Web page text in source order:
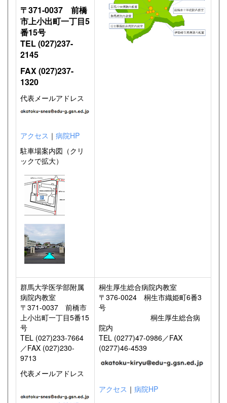
〒371-0037 前橋
市上小出町一丁目5
番15号
TEL (027)237-
2145
FAX (027)237-
1320
代表メールアドレス
アクセス ｜ 病院HP
駐車場案内図（クリ
ックで拡大）
群馬大学医学部附属
病院内教室
〒371-0037 前橋市
上小出町一丁目5番15
号
TEL (027)233-7664
／FAX (027)230-
9713
代表メールアドレス
桐生厚生総合病院内教室
〒376-0024 桐生市織姫町6番3
号
桐生厚生総合病
院内
TEL (0277)47-0986／FAX
(0277)46-4539
アクセス ｜ 病院HP